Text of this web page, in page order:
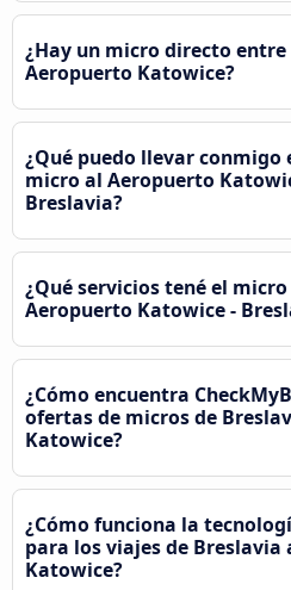
¿Hay un micro directo
Aeropuerto Katowice?
¿Qué puedo llevar conmigo
micro al Aeropuerto
Breslavia?
¿Qué servicios tené el
Aeropuerto Katowice -
¿Cómo encuentra
ofertas de micros de
Katowice?
¿Cómo funciona la
para los viajes de Breslavia
Katowice?